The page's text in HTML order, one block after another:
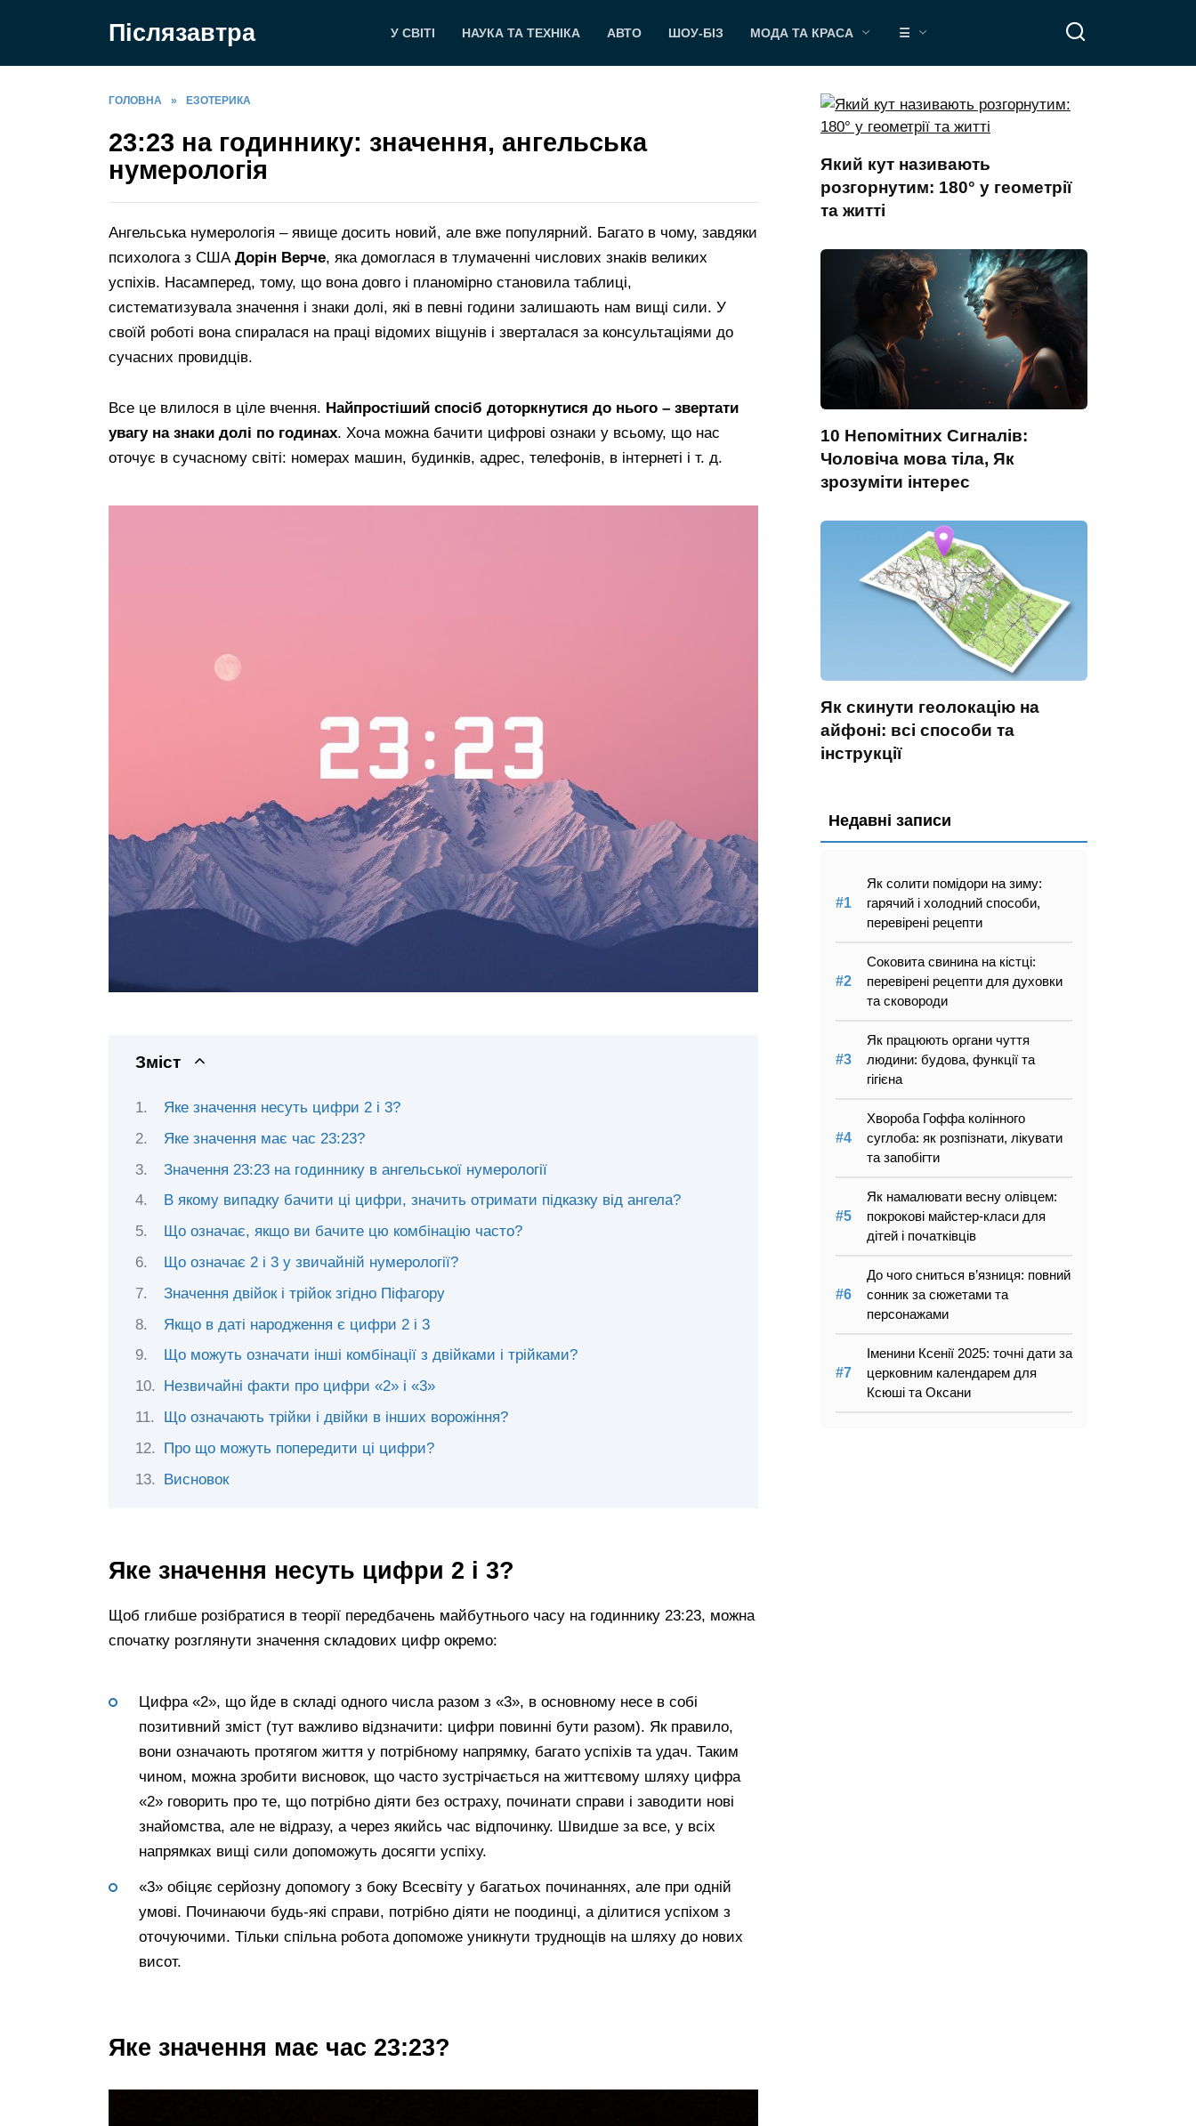
Післязавтра У СВІТІ НАУКА ТА ТЕХНІКА АВТО ШОУ-БІЗ МОДА ТА КРАСА ☰
ГОЛОВНА » ЕЗОТЕРИКА
23:23 на годиннику: значення, ангельська
нумерологія
Ангельська нумерологія – явище досить новий, але вже популярний. Багато в чому, завдяки
психолога з США Дорін Верче, яка домоглася в тлумаченні числових знаків великих
успіхів. Насамперед, тому, що вона довго і планомірно становила таблиці,
систематизувала значення і знаки долі, які в певні години залишають нам вищі сили. У
своїй роботі вона спиралася на праці відомих віщунів і зверталася за консультаціями до
сучасних провидців.
Все це влилося в ціле вчення. Найпростіший спосіб доторкнутися до нього – звертати
увагу на знаки долі по годинах. Хоча можна бачити цифрові ознаки у всьому, що нас
оточує в сучасному світі: номерах машин, будинків, адрес, телефонів, в інтернеті і т. д.
Зміст
Яке значення несуть цифри 2 і 3?
Яке значення має час 23:23?
Значення 23:23 на годиннику в ангельської нумерології
В якому випадку бачити ці цифри, значить отримати підказку від ангела?
Що означає, якщо ви бачите цю комбінацію часто?
Що означає 2 і 3 у звичайній нумерології?
Значення двійок і трійок згідно Піфагору
Якщо в даті народження є цифри 2 і 3
Що можуть означати інші комбінації з двійками і трійками?
Незвичайні факти про цифри «2» і «3»
Що означають трійки і двійки в інших ворожіння?
Про що можуть попередити ці цифри?
Висновок
Яке значення несуть цифри 2 і 3?
Щоб глибше розібратися в теорії передбачень майбутнього часу на годиннику 23:23, можна
спочатку розглянути значення складових цифр окремо:
Цифра «2», що йде в складі одного числа разом з «3», в основному несе в собі
позитивний зміст (тут важливо відзначити: цифри повинні бути разом). Як правило,
вони означають протягом життя у потрібному напрямку, багато успіхів та удач. Таким
чином, можна зробити висновок, що часто зустрічається на життєвому шляху цифра
«2» говорить про те, що потрібно діяти без остраху, починати справи і заводити нові
знайомства, але не відразу, а через якийсь час відпочинку. Швидше за все, у всіх
напрямках вищі сили допоможуть досягти успіху.
«3» обіцяє серйозну допомогу з боку Всесвіту у багатьох починаннях, але при одній
умові. Починаючи будь-які справи, потрібно діяти не поодинці, а ділитися успіхом з
оточуючими. Тільки спільна робота допоможе уникнути труднощів на шляху до нових
висот.
Яке значення має час 23:23?
Який кут називають
розгорнутим: 180° у геометрії
та житті
10 Непомітних Сигналів:
Чоловіча мова тіла, Як
зрозуміти інтерес
Як скинути геолокацію на
айфоні: всі способи та
інструкції
Недавні записи
Як солити помідори на зиму:
гарячий і холодний способи,
перевірені рецепти
Соковита свинина на кістці:
перевірені рецепти для духовки
та сковороди
Як працюють органи чуття
людини: будова, функції та
гігієна
Хвороба Гоффа колінного
суглоба: як розпізнати, лікувати
та запобігти
Як намалювати весну олівцем:
покрокові майстер-класи для
дітей і початківців
До чого сниться в’язниця: повний
сонник за сюжетами та
персонажами
Іменини Ксенії 2025: точні дати за
церковним календарем для
Ксюші та Оксани